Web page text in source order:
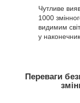
Чутливе
1000
видимим
у
Переваги